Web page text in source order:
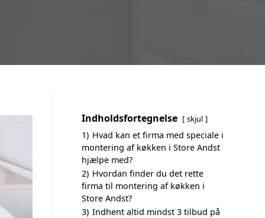
Indholdsfortegnelse skjul
1) Hvad kan et firma med speciale i
montering af køkken i Store Andst
hjælpe med?
2) Hvordan finder du det rette
firma til montering af køkken i
Store Andst?
3) Indhent altid mindst 3 tilbud på